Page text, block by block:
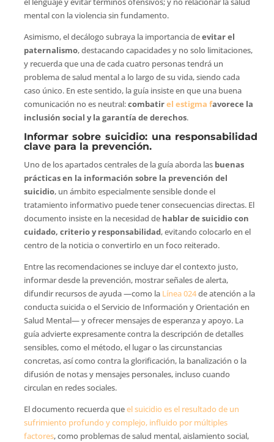
mental con la violencia sin fundamento.
Asimismo, el decálogo subraya la importancia deevitar el
paternalismo, destacando capacidades y no solo limitaciones,
y recuerda que una de cada cuatro personas tendrá un
problema de salud mental a lo largo de su vida, siendo cada
caso único. En este sentido, la guía insiste en que una buena
comunicación no es neutral:combatirel estigma favorece la
inclusión social y la garantía de derechos.
Informar sobre suicidio: una responsabilidad
clave para la prevención.
Uno de los apartados centrales de la guía aborda las buenas
prácticas en la información sobre la prevención del
suicidio, un ámbito especialmente sensible donde el
tratamiento informativo puede tener consecuencias directas. El
documento insiste en la necesidad de hablar de suicidio con
cuidado, criterio y responsabilidad, evitando colocarlo en el
centro de la noticia o convertirlo en un foco reiterado.
Entre las recomendaciones se incluye dar el contexto justo,
informar desde la prevención, mostrar señales de alerta,
difundir recursos de ayuda —como la Línea 024de atención a la
conducta suicida o el Servicio de Información y Orientación en
Salud Mental— y ofrecer mensajes de esperanza y apoyo. La
guía advierte expresamente contra la descripción de detalles
sensibles, como el método, el lugar o las circunstancias
concretas, así como contra la glorificación, la banalización o la
difusión de notas y mensajes personales, incluso cuando
circulan en redes sociales.
El documento recuerda queel suicidio es el resultado de un
sufrimiento profundo y complejo, influido por múltiples
factores, como problemas de salud mental, aislamiento social,